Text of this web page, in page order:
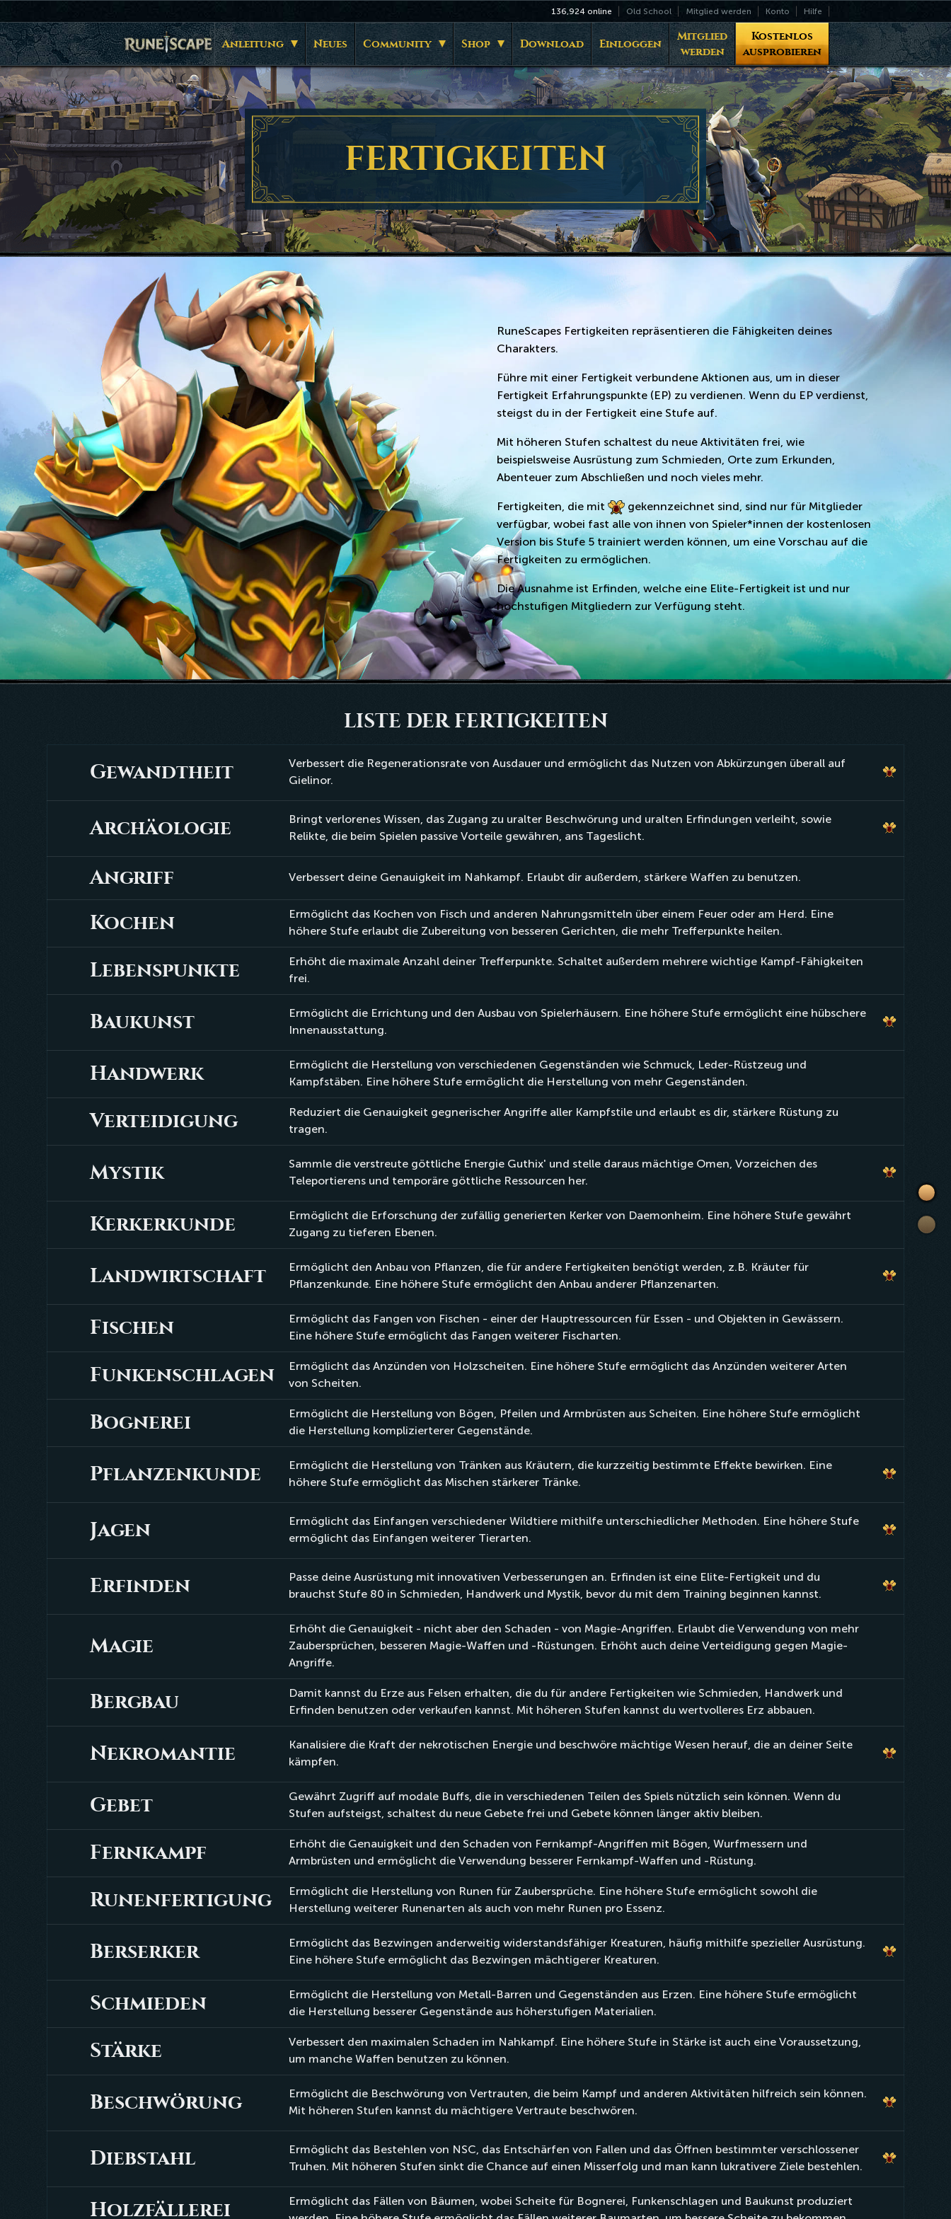
136,924 online Old School Mitglied werden Konto Hilfe
Anleitung Neues Community Shop Download Einloggen
Mitglied
werden
Kostenlos
ausprobieren
FERTIGKEITEN
RuneScapes Fertigkeiten repräsentieren die Fähigkeiten deines
Charakters.
Führe mit einer Fertigkeit verbundene Aktionen aus, um in dieser
Fertigkeit Erfahrungspunkte (EP) zu verdienen. Wenn du EP verdienst,
steigst du in der Fertigkeit eine Stufe auf.
Mit höheren Stufen schaltest du neue Aktivitäten frei, wie
beispielsweise Ausrüstung zum Schmieden, Orte zum Erkunden,
Abenteuer zum Abschließen und noch vieles mehr.
Fertigkeiten, die mit
gekennzeichnet sind, sind nur für Mitglieder
verfügbar, wobei fast alle von ihnen von Spieler*innen der kostenlosen
Version bis Stufe 5 trainiert werden können, um eine Vorschau auf die
Fertigkeiten zu ermöglichen.
Die Ausnahme ist Erfinden, welche eine Elite-Fertigkeit ist und nur
hochstufigen Mitgliedern zur Verfügung steht.
LISTE DER FERTIGKEITEN
Gewandtheit
Gewandtheit
Verbessert die Regenerationsrate von Ausdauer und ermöglicht das Nutzen von Abkürzungen überall auf
Gielinor.
Archäologie
Archäologie
Bringt verlorenes Wissen, das Zugang zu uralter Beschwörung und uralten Erfindungen verleiht, sowie
Relikte, die beim Spielen passive Vorteile gewähren, ans Tageslicht.
Angriff
Angriff Verbessert deine Genauigkeit im Nahkampf. Erlaubt dir außerdem, stärkere Waffen zu benutzen.
Kochen
Kochen
Ermöglicht das Kochen von Fisch und anderen Nahrungsmitteln über einem Feuer oder am Herd. Eine
höhere Stufe erlaubt die Zubereitung von besseren Gerichten, die mehr Trefferpunkte heilen.
Lebenspunkte
Lebenspunkte
Erhöht die maximale Anzahl deiner Trefferpunkte. Schaltet außerdem mehrere wichtige Kampf-Fähigkeiten
frei.
Baukunst
Baukunst
Ermöglicht die Errichtung und den Ausbau von Spielerhäusern. Eine höhere Stufe ermöglicht eine hübschere
Innenausstattung.
Handwerk
Handwerk
Ermöglicht die Herstellung von verschiedenen Gegenständen wie Schmuck, Leder-Rüstzeug und
Kampfstäben. Eine höhere Stufe ermöglicht die Herstellung von mehr Gegenständen.
Verteidigung
Verteidigung
Reduziert die Genauigkeit gegnerischer Angriffe aller Kampfstile und erlaubt es dir, stärkere Rüstung zu
tragen.
Mystik
Mystik
Sammle die verstreute göttliche Energie Guthix' und stelle daraus mächtige Omen, Vorzeichen des
Teleportierens und temporäre göttliche Ressourcen her.
Kerkerkunde
Kerkerkunde
Ermöglicht die Erforschung der zufällig generierten Kerker von Daemonheim. Eine höhere Stufe gewährt
Zugang zu tieferen Ebenen.
Landwirtschaft
Landwirtschaft
Ermöglicht den Anbau von Pflanzen, die für andere Fertigkeiten benötigt werden, z.B. Kräuter für
Pflanzenkunde. Eine höhere Stufe ermöglicht den Anbau anderer Pflanzenarten.
Fischen
Fischen
Ermöglicht das Fangen von Fischen - einer der Hauptressourcen für Essen - und Objekten in Gewässern.
Eine höhere Stufe ermöglicht das Fangen weiterer Fischarten.
Funkenschlagen
Funkenschlagen
Ermöglicht das Anzünden von Holzscheiten. Eine höhere Stufe ermöglicht das Anzünden weiterer Arten
von Scheiten.
Bognerei
Bognerei
Ermöglicht die Herstellung von Bögen, Pfeilen und Armbrüsten aus Scheiten. Eine höhere Stufe ermöglicht
die Herstellung komplizierterer Gegenstände.
Pflanzenkunde
Pflanzenkunde
Ermöglicht die Herstellung von Tränken aus Kräutern, die kurzzeitig bestimmte Effekte bewirken. Eine
höhere Stufe ermöglicht das Mischen stärkerer Tränke.
JagenJagen
Ermöglicht das Einfangen verschiedener Wildtiere mithilfe unterschiedlicher Methoden. Eine höhere Stufe
ermöglicht das Einfangen weiterer Tierarten.
Erfinden
Erfinden
Passe deine Ausrüstung mit innovativen Verbesserungen an. Erfinden ist eine Elite-Fertigkeit und du
brauchst Stufe 80 in Schmieden, Handwerk und Mystik, bevor du mit dem Training beginnen kannst.
Magie
Magie
Erhöht die Genauigkeit - nicht aber den Schaden - von Magie-Angriffen. Erlaubt die Verwendung von mehr
Zaubersprüchen, besseren Magie-Waffen und -Rüstungen. Erhöht auch deine Verteidigung gegen Magie-
Angriffe.
Bergbau
Bergbau
Damit kannst du Erze aus Felsen erhalten, die du für andere Fertigkeiten wie Schmieden, Handwerk und
Erfinden benutzen oder verkaufen kannst. Mit höheren Stufen kannst du wertvolleres Erz abbauen.
Nekromantie
Nekromantie
Kanalisiere die Kraft der nekrotischen Energie und beschwöre mächtige Wesen herauf, die an deiner Seite
kämpfen.
GebetGebet
Gewährt Zugriff auf modale Buffs, die in verschiedenen Teilen des Spiels nützlich sein können. Wenn du
Stufen aufsteigst, schaltest du neue Gebete frei und Gebete können länger aktiv bleiben.
Fernkampf
Fernkampf
Erhöht die Genauigkeit und den Schaden von Fernkampf-Angriffen mit Bögen, Wurfmessern und
Armbrüsten und ermöglicht die Verwendung besserer Fernkampf-Waffen und -Rüstung.
Runenfertigung
Runenfertigung
Ermöglicht die Herstellung von Runen für Zaubersprüche. Eine höhere Stufe ermöglicht sowohl die
Herstellung weiterer Runenarten als auch von mehr Runen pro Essenz.
Berserker
Berserker
Ermöglicht das Bezwingen anderweitig widerstandsfähiger Kreaturen, häufig mithilfe spezieller Ausrüstung.
Eine höhere Stufe ermöglicht das Bezwingen mächtigerer Kreaturen.
Schmieden
Schmieden
Ermöglicht die Herstellung von Metall-Barren und Gegenständen aus Erzen. Eine höhere Stufe ermöglicht
die Herstellung besserer Gegenstände aus höherstufigen Materialien.
Stärke
Stärke
Verbessert den maximalen Schaden im Nahkampf. Eine höhere Stufe in Stärke ist auch eine Voraussetzung,
um manche Waffen benutzen zu können.
Beschwörung
Beschwörung
Ermöglicht die Beschwörung von Vertrauten, die beim Kampf und anderen Aktivitäten hilfreich sein können.
Mit höheren Stufen kannst du mächtigere Vertraute beschwören.
Diebstahl
Diebstahl
Ermöglicht das Bestehlen von NSC, das Entschärfen von Fallen und das Öffnen bestimmter verschlossener
Truhen. Mit höheren Stufen sinkt die Chance auf einen Misserfolg und man kann lukrativere Ziele bestehlen.
Holzfällerei
Ermöglicht das Fällen von Bäumen, wobei Scheite für Bognerei, Funkenschlagen und Baukunst produziert
Liste